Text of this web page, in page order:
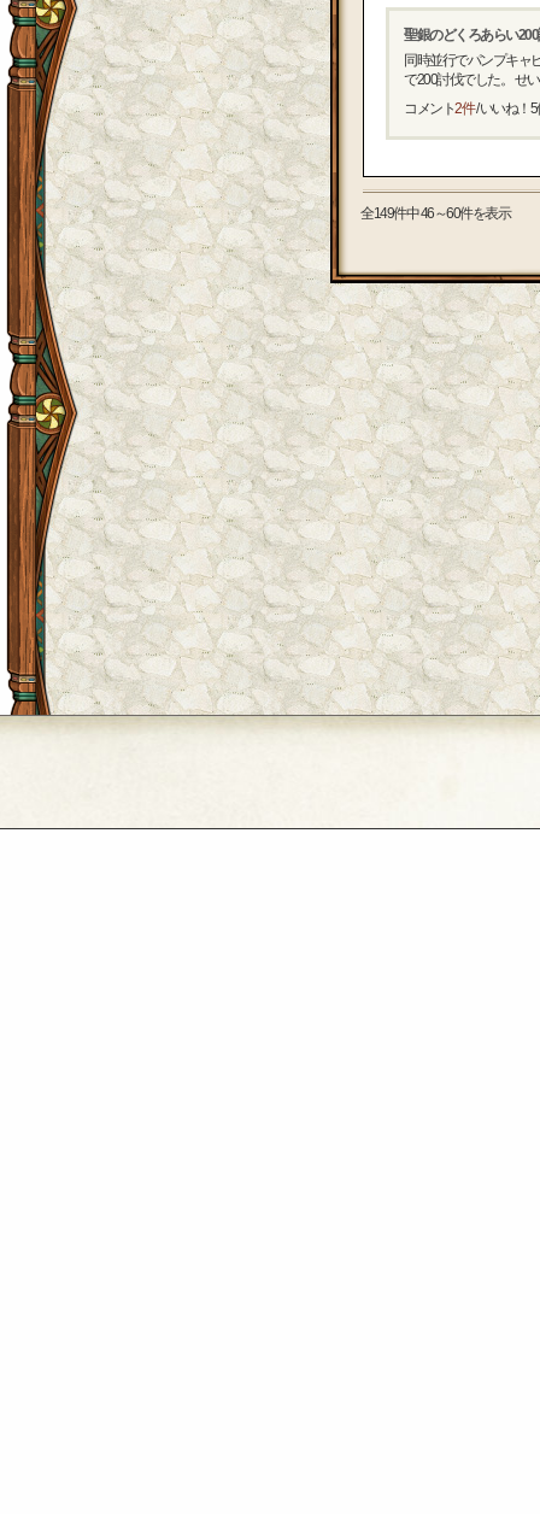
聖銀のどくろあらい
同時並行でパンプキャ
で200討伐でした。 せ
コメント2件/ いいね！ 5
全149件中 46～60件を表示